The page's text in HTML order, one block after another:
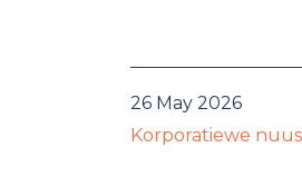
26 May 2026
Korporatiewe nuus